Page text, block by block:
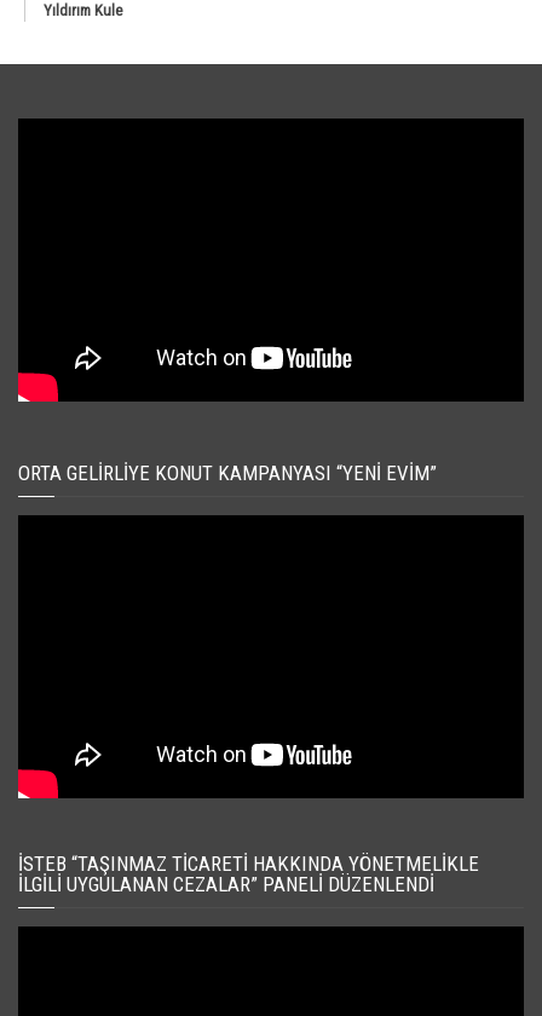
Yıldırım Kule
ORTA GELIRLIYE KONUT KAMPANYASI “YENI EVIM”
İSTEB “TAŞINMAZ TICARETI HAKKINDA YÖNETMELIKLE
İLGILI UYGULANAN CEZALAR” PANELI DÜZENLENDI